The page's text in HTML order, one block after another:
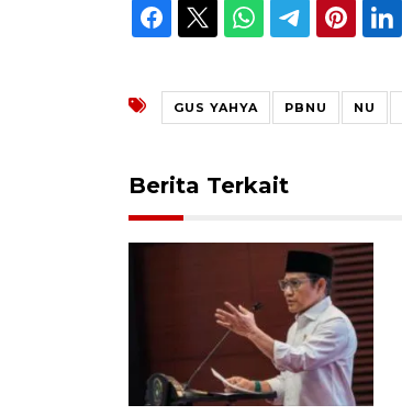
GUS YAHYA PBNU NU
Berita Terkait